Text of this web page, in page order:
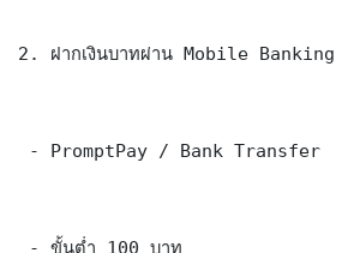
2. ฝากเงินบาทผ่าน Mobile Banking
- PromptPay / Bank Transfer
- ขั้นต่ำ 100 บาท